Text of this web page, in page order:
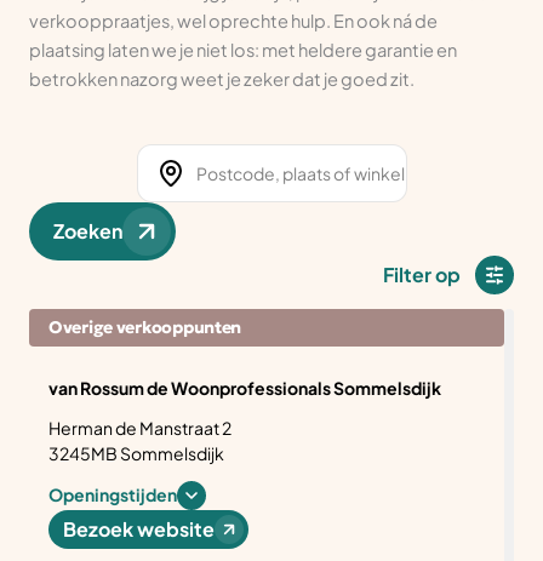
verkooppraatjes, wel oprechte hulp. En ook ná de
plaatsing laten we je niet los: met heldere garantie en
betrokken nazorg weet je zeker dat je goed zit.
Zoeken
Filter op
Overige verkooppunten
van Rossum de Woonprofessionals Sommelsdijk
Herman de Manstraat 2
3245MB Sommelsdijk
Openingstijden
Bezoek website